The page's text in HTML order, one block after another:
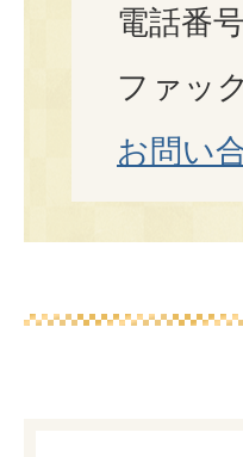
電話番
ファッ
お問い